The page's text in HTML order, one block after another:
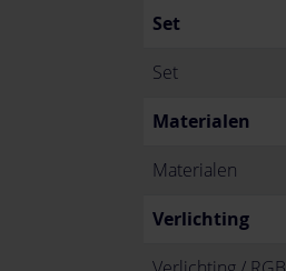
Set
Set
Materialen
Materialen
Verlichting